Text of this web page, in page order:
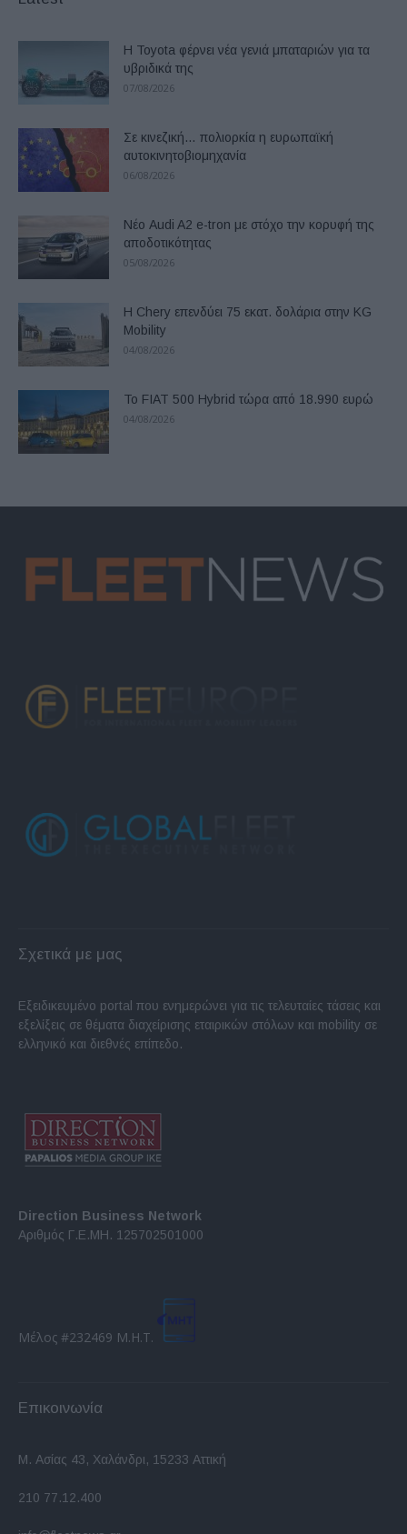
Η Toyota φέρνει νέα γενιά μπαταριών για τα
υβριδικά της
07/08/2026
Σε κινεζική… πολιορκία η ευρωπαϊκή
αυτοκινητοβιομηχανία
06/08/2026
Νέο Audi A2 e-tron με στόχο την κορυφή της
αποδοτικότητας
05/08/2026
Η Chery επενδύει 75 εκατ. δολάρια στην KG
Mobility
04/08/2026
Το FIAT 500 Hybrid τώρα από 18.990 ευρώ
04/08/2026
Σχετικά με μας
Εξειδικευμένο portal που ενημερώνει για τις τελευταίες τάσεις και
εξελίξεις σε θέματα διαχείρισης εταιρικών στόλων και mobility σε
ελληνικό και διεθνές επίπεδο.
Direction Business Network
Αριθμός Γ.Ε.ΜΗ. 125702501000
Μέλος #232469 Μ.Η.Τ.
Επικοινωνία
Μ. Ασίας 43, Χαλάνδρι, 15233 Αττική
210 77.12.400